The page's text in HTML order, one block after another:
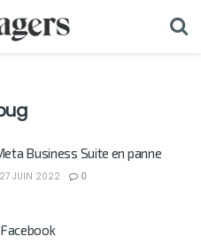
Business Suite en panne
27 JUIN 2022 0